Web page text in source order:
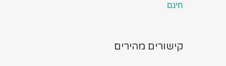
חינם
קישורים מהירים